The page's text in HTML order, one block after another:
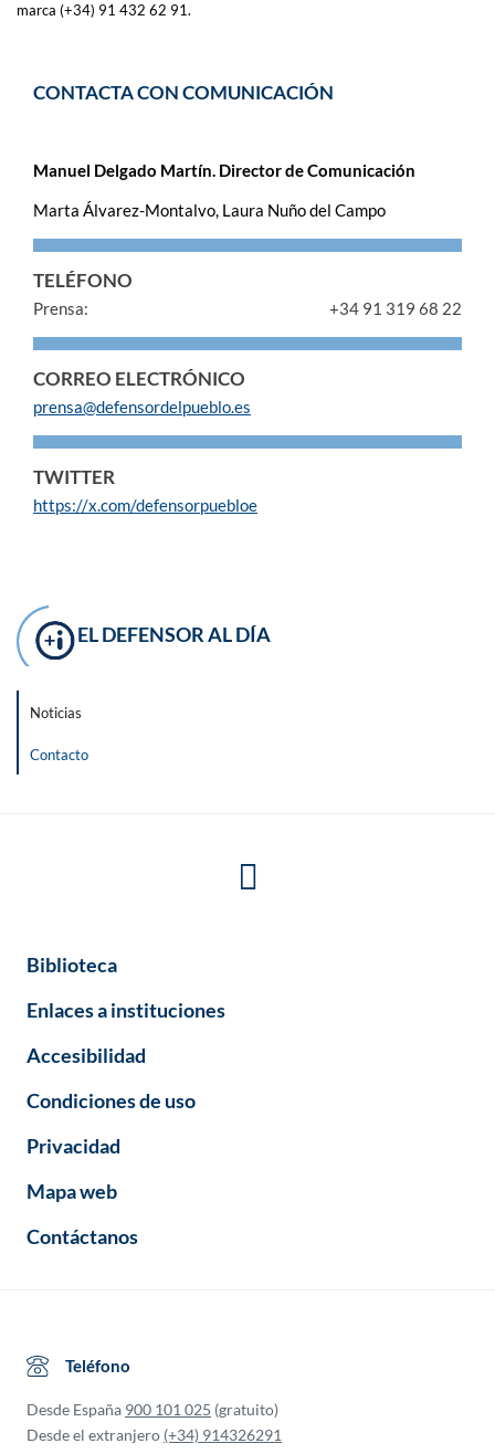
marca (+34) 91 432 62 91.
CONTACTA CON COMUNICACIÓN
Manuel Delgado Martín. Director de Comunicación
Marta Álvarez-Montalvo, Laura Nuño del Campo
TELÉFONO
Prensa: +34 91 319 68 22
CORREO ELECTRÓNICO
prensa@defensordelpueblo.es
TWITTER
https://x.com/defensorpuebloe
EL DEFENSOR AL DÍA
Noticias
Contacto
Biblioteca
Enlaces a instituciones
Accesibilidad
Condiciones de uso
Privacidad
Mapa web
Contáctanos
Teléfono
Desde España 900 101 025 (gratuito)
Desde el extranjero (+34) 914326291